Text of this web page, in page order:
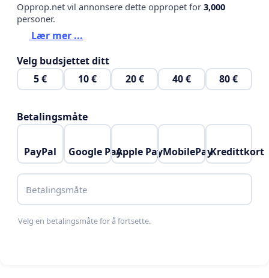
Opprop.net vil annonsere dette oppropet for 3,000
personer.
Lær mer ...
Velg budsjettet ditt
5 €
10 € 20 € 40 € 80 €
Betalingsmåte
PayPal Google PayApple PayMobilePayKredittkort
Betalingsmåte
Velg en betalingsmåte for å fortsette.